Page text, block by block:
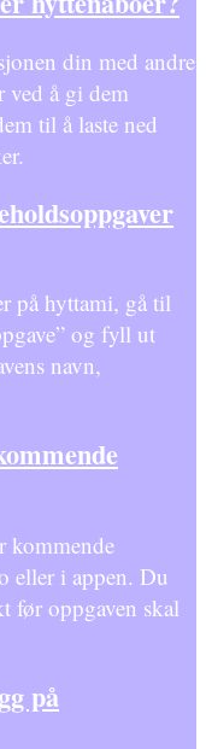
din med andre
ved å gi dem
til å laste ned
på hyttami, gå til
og fyll ut
navn,
kommende
eller i appen. Du
før oppgaven skal
på